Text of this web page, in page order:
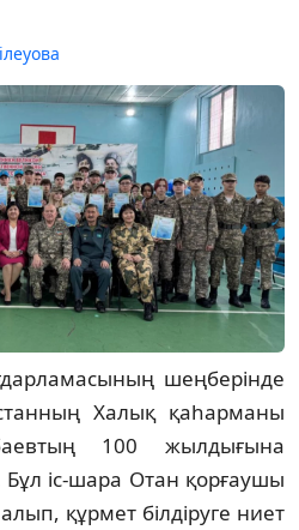
шеңберінде
Халық қаһарманы
100 жылдығына
Бұл іс-шара Отан қорғаушы
құрмет білдіруге ниет